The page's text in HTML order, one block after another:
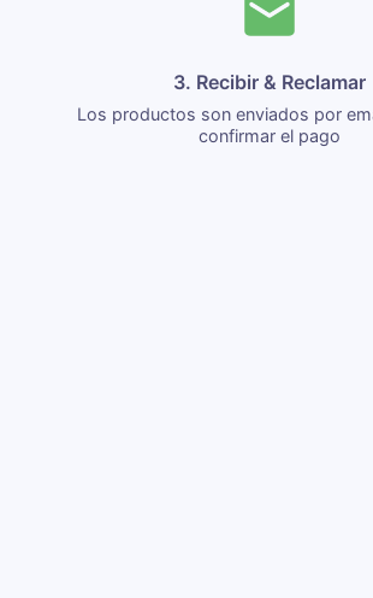
3. Recibir & Reclamar
Los productos son enviados por
confirmar el pago